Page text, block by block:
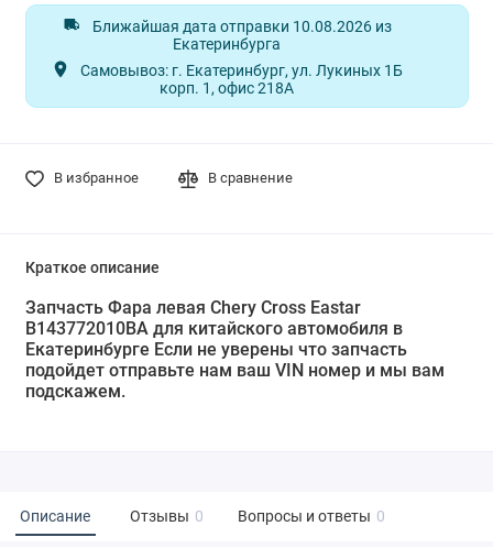
Ближайшая дата отправки 10.08.2026 из
Екатеринбурга
Самовывоз: г. Екатеринбург, ул. Лукиных 1Б
корп. 1, офис 218А
В избранное В сравнение
Краткое описание
Запчасть Фара левая Chery Cross Eastar
B143772010BA для китайского автомобиля в
Екатеринбурге Если не уверены что запчасть
подойдет отправьте нам ваш VIN номер и мы вам
подскажем.
Описание Отзывы 0 Вопросы и ответы 0